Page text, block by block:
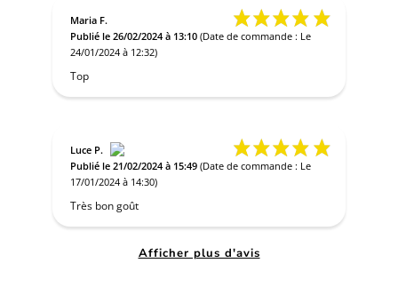
Maria F.
Publié le 26/02/2024 à 13:10(Date de commande : Le
24/01/2024 à 12:32)
Top
Luce P.
Publié le 21/02/2024 à 15:49(Date de commande : Le
17/01/2024 à 14:30)
Très bon goût
Afficher plus d'avis